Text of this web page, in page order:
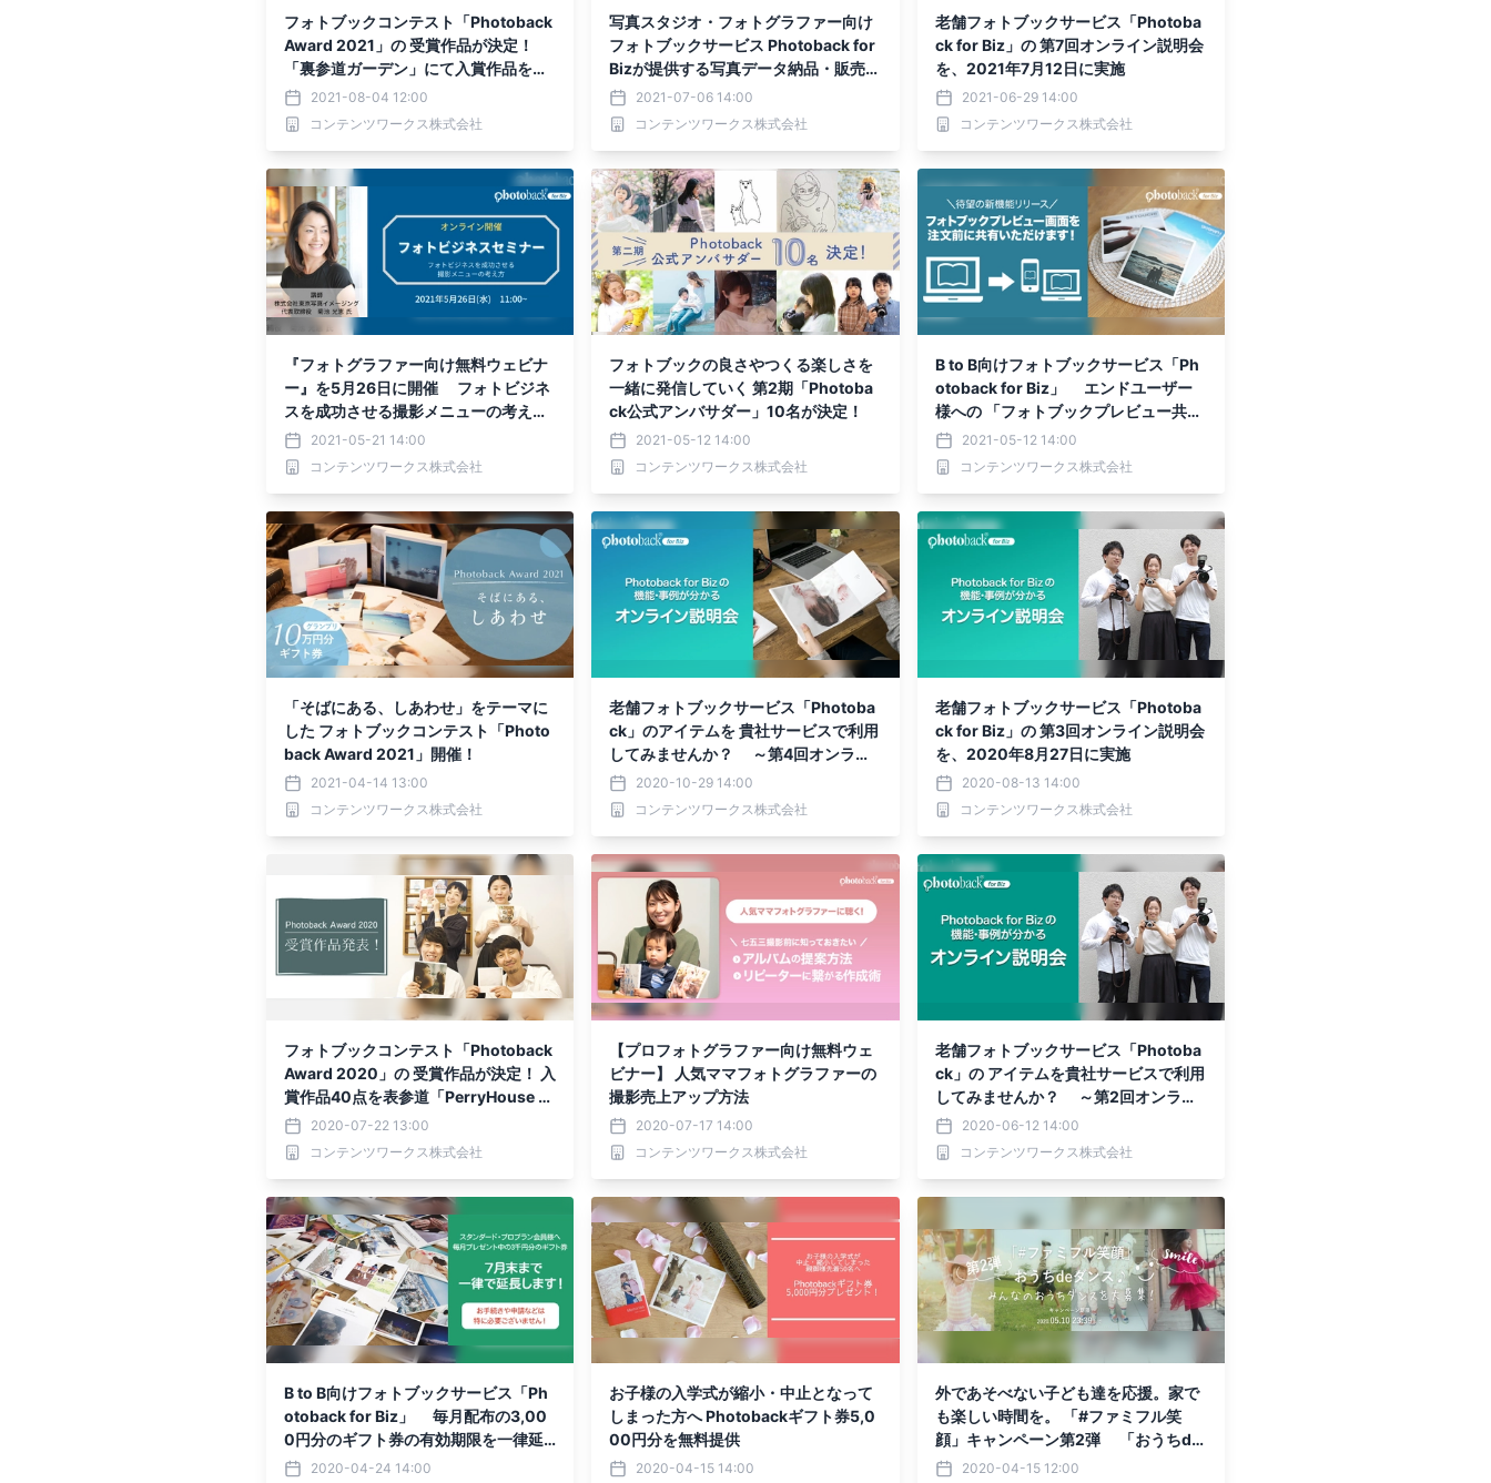
フォトブックコンテスト「Photoback
Award 2021」の 受賞作品が決定！
「裏参道ガーデン」にて入賞作品を展
示
2021-08-04 12:00
コンテンツワークス株式会社
写真スタジオ・フォトグラファー向け
フォトブックサービス Photoback for
Bizが提供する写真データ納品・販売ツ
ール 「Webアルバム」オンライン説明
会を、2021年7月26日に実施
2021-07-06 14:00
コンテンツワークス株式会社
老舗フォトブックサービス「Photoba
ck for Biz」の 第7回オンライン説明会
を、2021年7月12日に実施
2021-06-29 14:00
コンテンツワークス株式会社
『フォトグラファー向け無料ウェビナ
ー』を5月26日に開催 フォトビジネ
スを成功させる撮影メニューの考え方
を公開2021-05-21 14:00
コンテンツワークス株式会社
フォトブックの良さやつくる楽しさを
一緒に発信していく 第2期「Photoba
ck公式アンバサダー」10名が決定！
2021-05-12 14:00
コンテンツワークス株式会社
B to B向けフォトブックサービス「Ph
otoback for Biz」 エンドユーザー
様への 「フォトブックプレビュー共有
機能」を5月12日にリリース
2021-05-12 14:00
コンテンツワークス株式会社
「そばにある、しあわせ」をテーマに
した フォトブックコンテスト「Photo
back Award 2021」開催！
2021-04-14 13:00
コンテンツワークス株式会社
老舗フォトブックサービス「Photoba
ck」のアイテムを 貴社サービスで利用
してみませんか？ ～第4回オンライ
ン説明会実施決定～
2020-10-29 14:00
コンテンツワークス株式会社
老舗フォトブックサービス「Photoba
ck for Biz」の 第3回オンライン説明会
を、2020年8月27日に実施
2020-08-13 14:00
コンテンツワークス株式会社
フォトブックコンテスト「Photoback
Award 2020」の 受賞作品が決定！ 入
賞作品40点を表参道「PerryHouse G
allery」にて展示
2020-07-22 13:00
コンテンツワークス株式会社
【プロフォトグラファー向け無料ウェ
ビナー】 人気ママフォトグラファーの
撮影売上アップ方法
2020-07-17 14:00
コンテンツワークス株式会社
老舗フォトブックサービス「Photoba
ck」の アイテムを貴社サービスで利用
してみませんか？ ～第2回オンライ
ン説明会実施決定～
2020-06-12 14:00
コンテンツワークス株式会社
B to B向けフォトブックサービス「Ph
otoback for Biz」 毎月配布の3,00
0円分のギフト券の有効期限を一律延
長対応2020-04-24 14:00
お子様の入学式が縮小・中止となって
しまった方へ Photobackギフト券5,0
00円分を無料提供
2020-04-15 14:00
外であそべない子ども達を応援。家で
も楽しい時間を。 「#ファミフル笑
顔」キャンペーン第2弾 「おうちde
ダンス♪」開催中！
2020-04-15 12:00